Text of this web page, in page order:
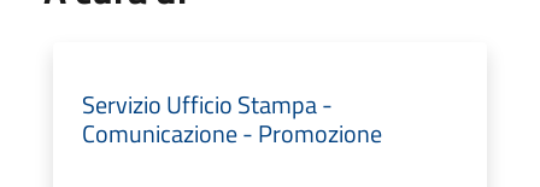
Servizio Ufficio Stampa -
Comunicazione - Promozione